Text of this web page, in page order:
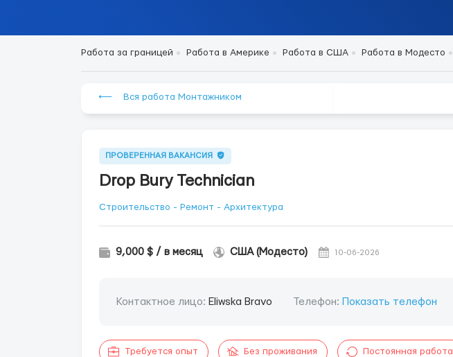
Работа за границей Работа в Америке Работа в США Работа в Модесто
⟵ Вся работа Монтажником
ПРОВЕРЕННАЯ ВАКАНСИЯ
Drop Bury Technician
Строительство - Ремонт - Архитектура
9,000 $ / в месяц США (Модесто) 10-06-2026
Контактное лицо: Eliwska Bravo Телефон: Показать телефон
Требуется опыт Без проживания Постоянная работа